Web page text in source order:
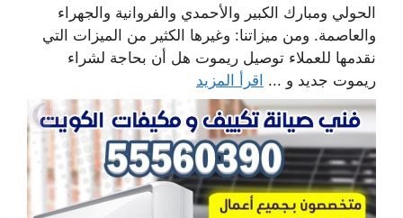
الحولي ومبارك الكبير والأحمدي والفروانية والجهراء
والعاصمة. ومن ميزاتنا: وغيرها الكثير من الميزات التي
نقدمها للعملاء توصيل ريموت هل أن بحاجة لشراء
ريموت جديد و ... اقرأ المزيد